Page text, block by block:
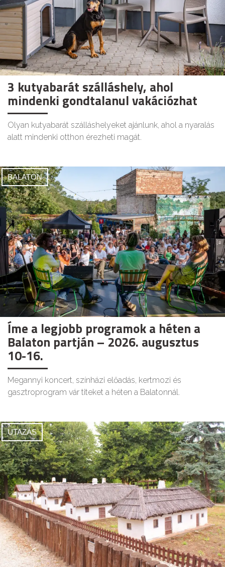
3 kutyabarát szálláshely, ahol
mindenki gondtalanul vakációzhat
Olyan kutyabarát szálláshelyeket ajánlunk, ahol a nyaralás
alatt mindenki otthon érezheti magát.
BALATON
Íme a legjobb programok a héten a
Balaton partján – 2026. augusztus
10-16.
Megannyi koncert, színházi előadás, kertmozi és
gasztroprogram vár titeket a héten a Balatonnál.
UTAZÁS